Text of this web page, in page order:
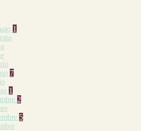
1
7
1
2
5